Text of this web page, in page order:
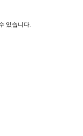
있습니다.